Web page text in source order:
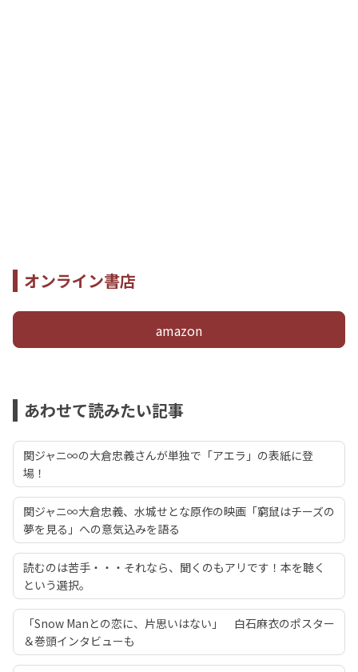
オンライン書店
amazon
あわせて読みたい記事
関ジャニ∞の大倉忠義さんが単独で「アエラ」の表紙に登
場！
関ジャニ∞大倉忠義、水城せとな原作の映画「窮鼠はチーズの
夢を見る」への意気込みを語る
読むのは苦手・・・それなら、聞くのもアリです！本を聴く
という選択。
「Snow Manとの恋に、片思いはない」 白石麻衣のポスター
＆巻頭インタビューも